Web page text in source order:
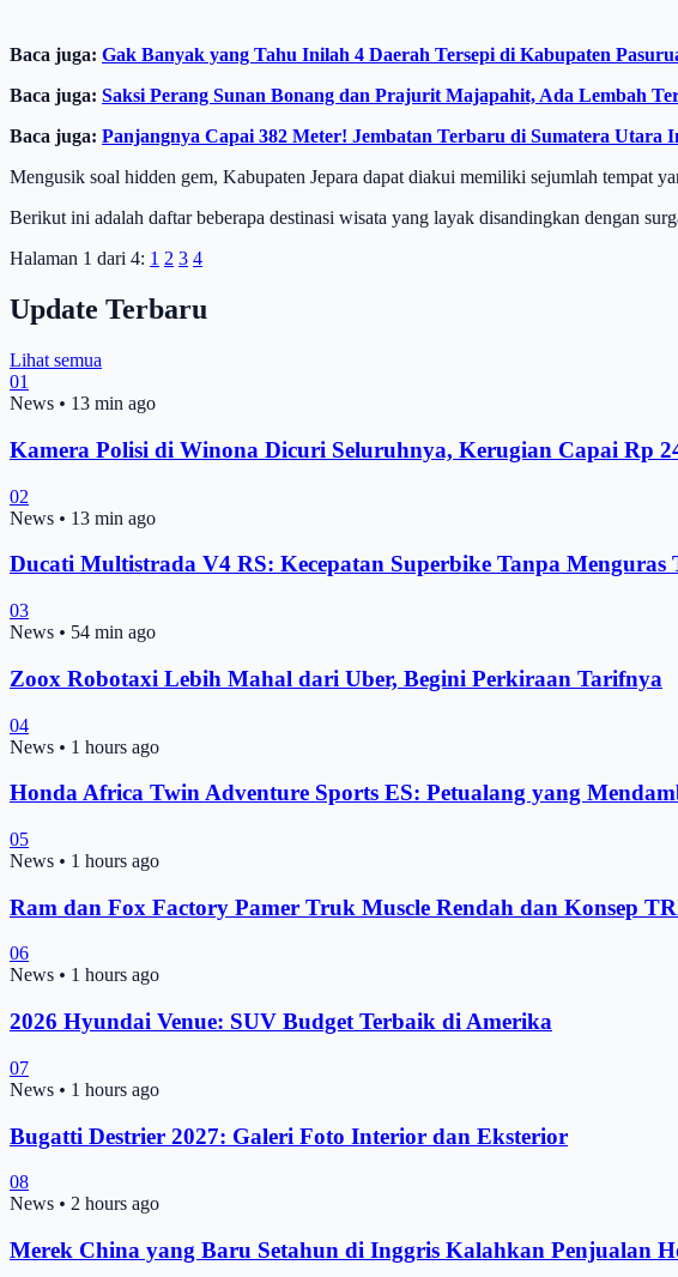
Baca juga: Gak Banyak yang Tahu Inilah 4 Daerah Tersepi di Kabupaten
Baca juga: Saksi Perang Sunan Bonang dan Prajurit Majapahit, Ada Lembah
Baca juga: Panjangnya Capai 382 Meter! Jembatan Terbaru di Sumatera Utara
Mengusik soal hidden gem, Kabupaten Jepara dapat diakui memiliki sejumlah tempat
Berikut ini adalah daftar beberapa destinasi wisata yang layak disandingkan dengan
Halaman 1 dari 4: 1 2 3 4
Update Terbaru
Lihat semua
01
News • 13 min ago
Kamera Polisi di Winona Dicuri Seluruhnya, Kerugian Capai Rp
02
News • 13 min ago
Ducati Multistrada V4 RS: Kecepatan Superbike Tanpa Menguras
03
News • 54 min ago
Zoox Robotaxi Lebih Mahal dari Uber, Begini Perkiraan Tarifnya
04
News • 1 hours ago
Honda Africa Twin Adventure Sports ES: Petualang yang
05
News • 1 hours ago
Ram dan Fox Factory Pamer Truk Muscle Rendah dan Konsep
06
News • 1 hours ago
2026 Hyundai Venue: SUV Budget Terbaik di Amerika
07
News • 1 hours ago
Bugatti Destrier 2027: Galeri Foto Interior dan Eksterior
08
News • 2 hours ago
Merek China yang Baru Setahun di Inggris Kalahkan Penjualan